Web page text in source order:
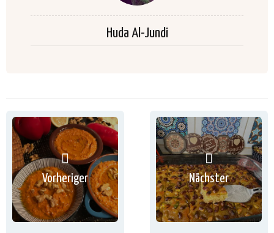
Huda Al-Jundi
Vorheriger Nächster